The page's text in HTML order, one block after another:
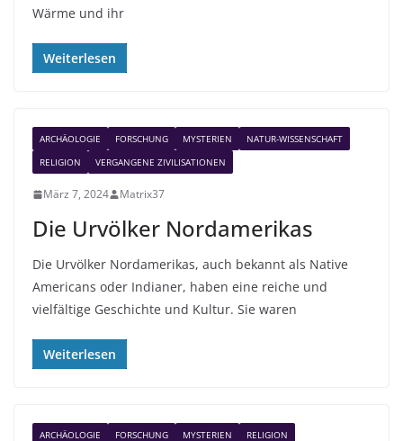
Wärme und ihr
Weiterlesen
ARCHÄOLOGIE FORSCHUNG MYSTERIEN
NATUR-WISSENSCHAFT
RELIGION
VERGANGENE ZIVILISATIONEN
März 7, 2024 Matrix37
Die Urvölker Nordamerikas
Die Urvölker Nordamerikas, auch bekannt als Native
Americans oder Indianer, haben eine reiche und
vielfältige Geschichte und Kultur. Sie waren
Weiterlesen
ARCHÄOLOGIE FORSCHUNG MYSTERIEN
RELIGION